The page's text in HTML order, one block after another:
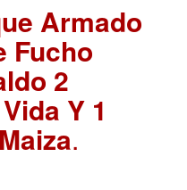
Armado
Fucho
2
Y 1
.